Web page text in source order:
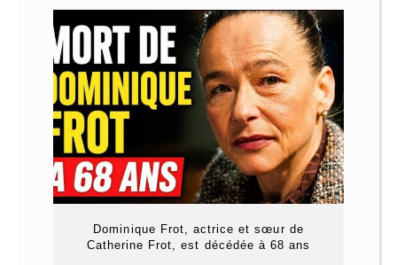
Dominique Frot, actrice et sœur de
Catherine Frot, est décédée à 68 ans